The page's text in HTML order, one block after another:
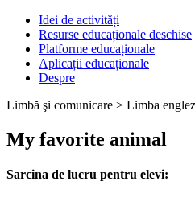
Idei de activități
Resurse educaționale deschise
Platforme educaționale
Aplicații educaționale
Despre
Limbă şi comunicare > Limba
My favorite animal
Sarcina de lucru pentru elevi: